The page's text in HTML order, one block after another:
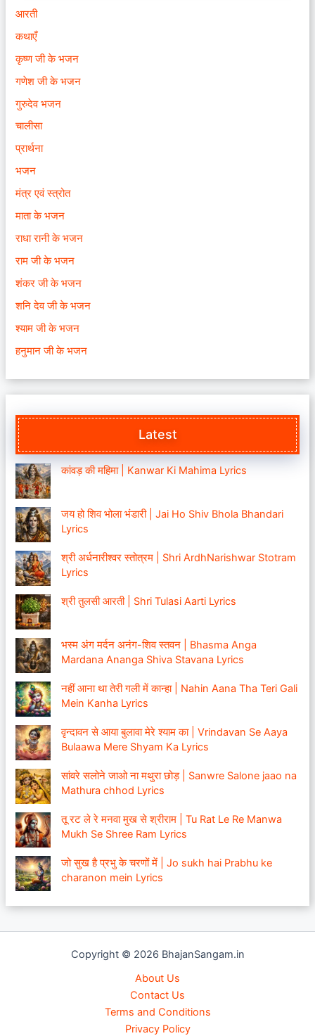
आरती
कथाएँ
कृष्ण जी के भजन
गणेश जी के भजन
गुरुदेव भजन
चालीसा
प्रार्थना
भजन
मंत्र एवं स्त्रोत
माता के भजन
राधा रानी के भजन
राम जी के भजन
शंकर जी के भजन
शनि देव जी के भजन
श्याम जी के भजन
हनुमान जी के भजन
Latest
कांवड़ की महिमा | Kanwar Ki Mahima Lyrics
जय हो शिव भोला भंडारी | Jai Ho Shiv Bhola Bhandari
Lyrics
श्री अर्धनारीश्वर स्तोत्रम | Shri ArdhNarishwar Stotram
Lyrics
श्री तुलसी आरती | Shri Tulasi Aarti Lyrics
भस्म अंग मर्दन अनंग-शिव स्तवन | Bhasma Anga
Mardana Ananga Shiva Stavana Lyrics
नहीं आना था तेरी गली में कान्हा | Nahin Aana Tha Teri Gali
Mein Kanha Lyrics
वृन्दावन से आया बुलावा मेरे श्याम का | Vrindavan Se Aaya
Bulaawa Mere Shyam Ka Lyrics
सांवरे सलोने जाओ ना मथुरा छोड़ | Sanwre Salone jaao na
Mathura chhod Lyrics
तू रट ले रे मनवा मुख से श्रीराम | Tu Rat Le Re Manwa
Mukh Se Shree Ram Lyrics
जो सुख है प्रभु के चरणों में | Jo sukh hai Prabhu ke
charanon mein Lyrics
Copyright © 2026 BhajanSangam.in
About Us
Contact Us
Terms and Conditions
Privacy Policy